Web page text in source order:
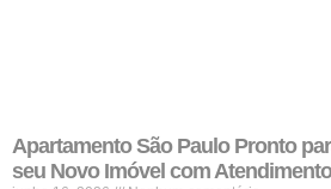
Apartamento São Paulo Pronto
seu Novo Imóvel com